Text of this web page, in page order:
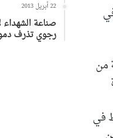
من
في
22 أبريل 2013
صناعة
رجوي تذرف